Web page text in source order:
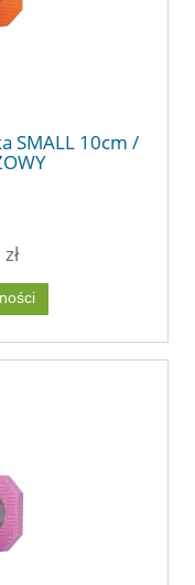
SMALL 10cm /